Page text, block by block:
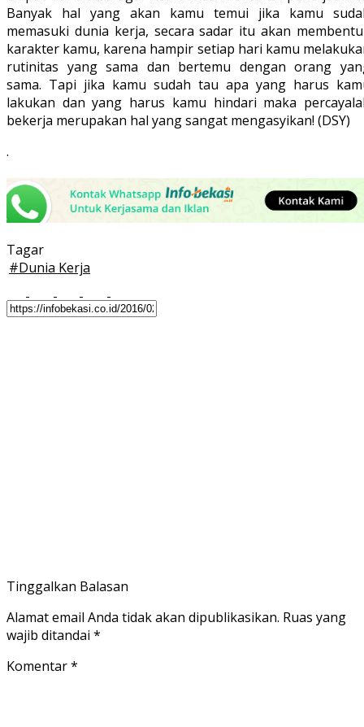
Banyak hal yang akan kamu temui jika kamu
memasuki dunia kerja, secara sadar itu akan
karakter kamu, karena hampir setiap hari kamu
rutinitas yang sama dan bertemu dengan orang
sama. Tapi jika kamu sudah tau apa yang harus
lakukan dan yang harus kamu hindari maka
bekerja merupakan hal yang sangat mengasyikan! (DSY)
.
Tagar
#Dunia Kerja
Tinggalkan Balasan
Alamat email Anda tidak akan dipublikasikan. Ruas yang
wajib ditandai *
Komentar*